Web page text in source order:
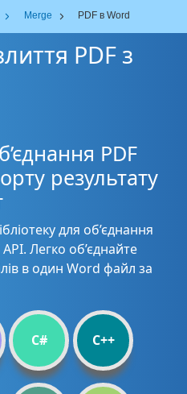
Merge PDF в Word
PDF з
PDF
результату
для об’єднання
Легко об’єднайте
в один Word файл за
C# C++